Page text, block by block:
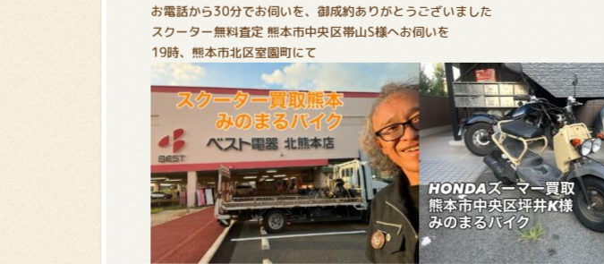
お電話から30分でお伺いを、御成約ありがとうございました
スクーター無料査定 熊本市中央区帯山S様へお伺いを
19時、熊本市北区室園町にて